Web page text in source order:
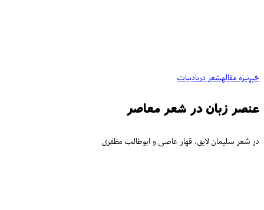
څېړنیزه مقالهشعر دریادبیات
عنصر زبان در شعر معاصر
در شعر سلیمان لایق، قهار عاصی و ابوطالب مظفری